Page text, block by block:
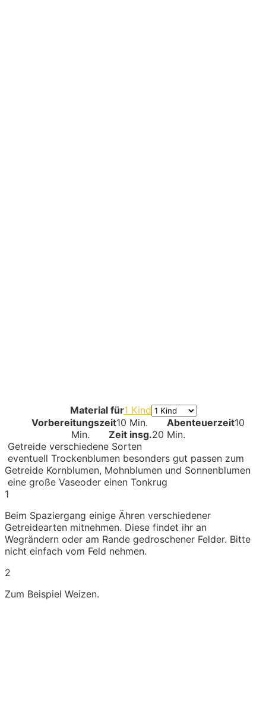
Material für1 Kind
Vorbereitungszeit10 Min. Abenteuerzeit10
Min.
Zeit insg.20 Min.
Getreide verschiedene Sorten
eventuell Trockenblumen besonders gut passen zum
Getreide Kornblumen, Mohnblumen und Sonnenblumen
eine große Vaseoder einen Tonkrug
1
Beim Spaziergang einige Ähren verschiedener
Getreidearten mitnehmen. Diese findet ihr an
Wegrändern oder am Rande gedroschener Felder. Bitte
nicht einfach vom Feld nehmen.
2
Zum Beispiel Weizen.